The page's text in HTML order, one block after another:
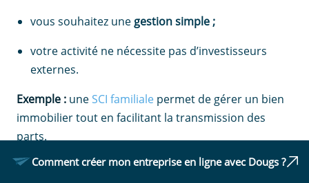
vous souhaitez une gestion simple ;
votre activité ne nécessite pas d’investisseurs
externes.
Exemple : uneSCI familiale permet de gérer un bien
immobilier tout en facilitant la transmission des
parts.
Quels sont les principaux risques à anticiper ?
Comment créer mon entreprise en ligne avec Dougs ?